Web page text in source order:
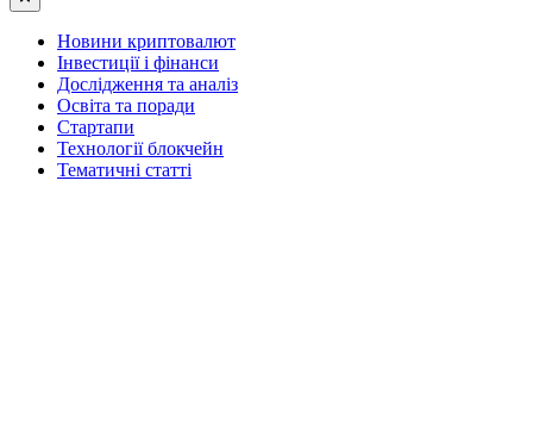
Новини криптовалют
Інвестиції і фінанси
Дослідження та аналіз
Освіта та поради
Стартапи
Технології блокчейн
Тематичні статті